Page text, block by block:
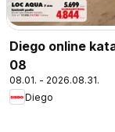
Diego online
08
08.01. - 2026.08.31.
Diego